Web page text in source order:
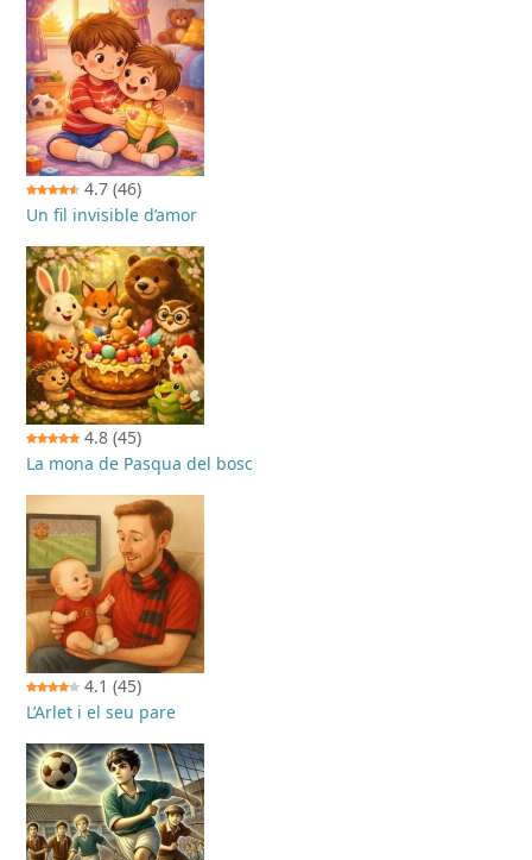
4.7 (46)
Un fil invisible d’amor
4.8 (45)
La mona de Pasqua del bosc
4.1 (45)
L’Arlet i el seu pare